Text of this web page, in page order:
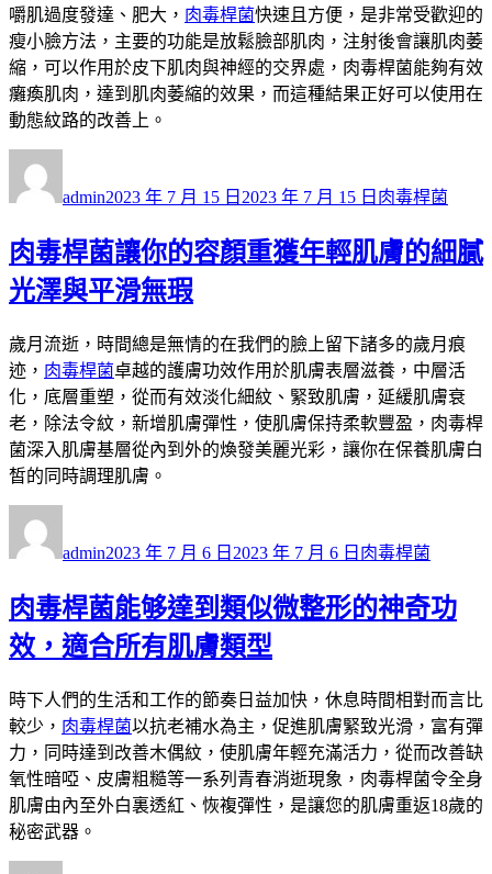
嚼肌過度發達、肥大， 肉毒桿菌快速且方便，是非常受歡迎的
瘦小臉方法，主要的功能是放鬆臉部肌肉，注射後會讓肌肉萎
縮，可以作用於皮下肌肉與神經的交界處，肉毒桿菌能夠有效
癱瘓肌肉，達到肌肉萎縮的效果，而這種結果正好可以使用在
動態紋路的改善上。
者
admin佈
期:
2023 年 7 月 15 日 2023 年 7 月 15 日 類
肉毒桿菌
肉毒桿菌讓你的容顏重獲年輕肌膚的細膩
光澤與平滑無瑕
歲月流逝，時間總是無情的在我們的臉上留下諸多的歲月痕
迹， 肉毒桿菌卓越的護膚功效作用於肌膚表層滋養，中層活
化，底層重塑，從而有效淡化細紋、緊致肌膚，延緩肌膚衰
老，除法令紋，新增肌膚彈性，使肌膚保持柔軟豐盈，肉毒桿
菌深入肌膚基層從內到外的煥發美麗光彩，讓你在保養肌膚白
皙的同時調理肌膚。
者
admin佈
期:
2023 年 7 月 6 日 2023 年 7 月 6 日 類
肉毒桿菌
肉毒桿菌能够達到類似微整形的神奇功
效，適合所有肌膚類型
時下人們的生活和工作的節奏日益加快，休息時間相對而言比
較少， 肉毒桿菌以抗老補水為主，促進肌膚緊致光滑，富有彈
力，同時達到改善木偶紋，使肌膚年輕充滿活力，從而改善缺
氧性暗啞、皮膚粗糙等一系列青春消逝現象，肉毒桿菌令全身
肌膚由內至外白裏透紅、恢複彈性，是讓您的肌膚重返18歲的
秘密武器。